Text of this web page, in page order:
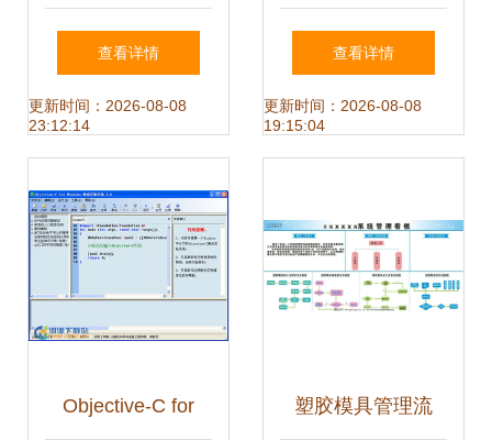
UniApp的在线音乐
播放交流系统设计
查看详情
更新时间：2026-08-08
23:12:14
UniApp的食堂线上
预约点餐系统设计
查看详情
更新时间：2026-08-08
19:15:04
Objective-C for 塑胶模具管理流